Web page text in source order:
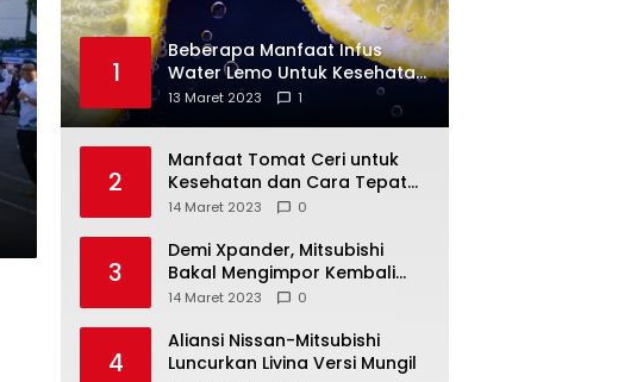
1
Beberapa Manfaat Infus
Water Lemo Untuk Kesehatan
Anda
13 Maret 2023 1
2
Manfaat Tomat Ceri untuk
Kesehatan dan Cara Tepat
Mengonsumsinya
14 Maret 2023 0
3
Demi Xpander, Mitsubishi
Bakal Mengimpor Kembali
Pajero Sport
14 Maret 2023 0
4
Aliansi Nissan-Mitsubishi
Luncurkan Livina Versi Mungil